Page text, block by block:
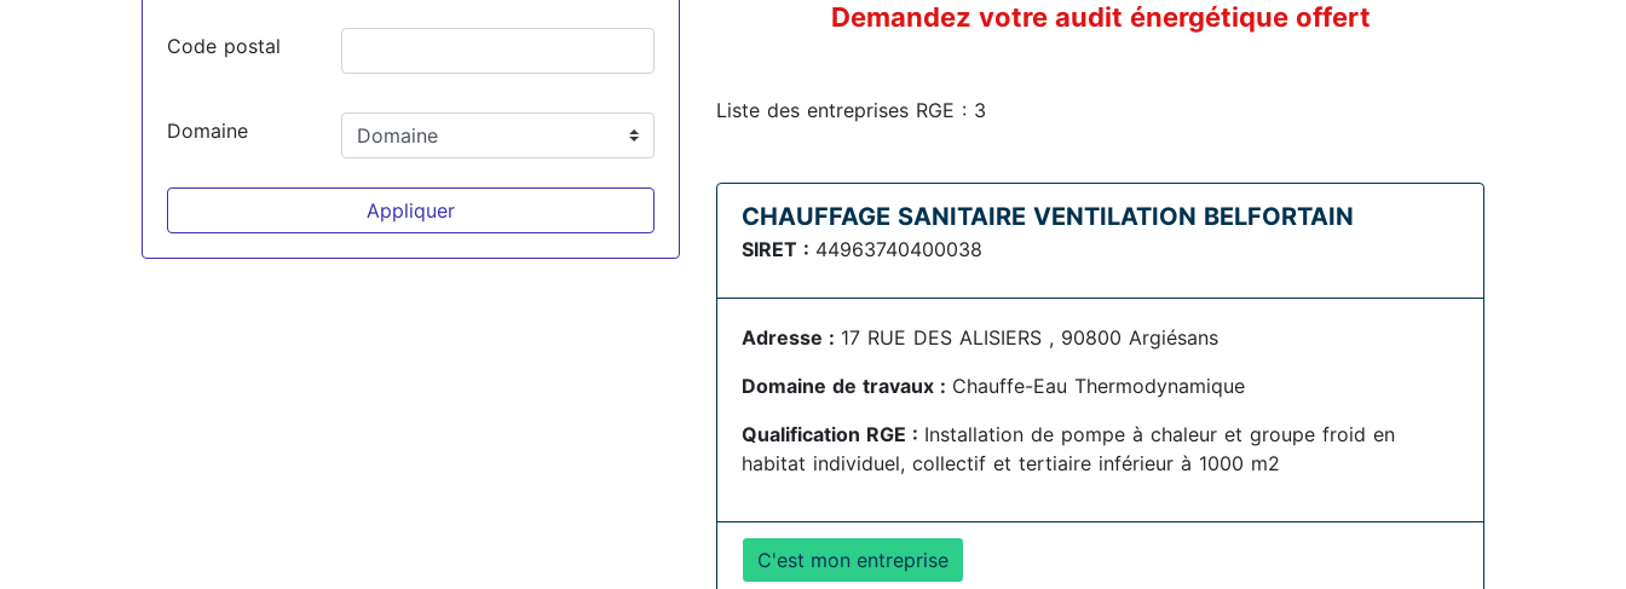
Code postal
Domaine
Appliquer
Demandez votre audit énergétique offert
Liste des entreprises RGE : 3
CHAUFFAGE SANITAIRE VENTILATION BELFORTAIN
SIRET : 44963740400038
Adresse : 17 RUE DES ALISIERS , 90800 Argiésans
Domaine de travaux : Chauffe-Eau Thermodynamique
Qualification RGE : Installation de pompe à chaleur et groupe froid en
habitat individuel, collectif et tertiaire inférieur à 1000 m2
C'est mon entreprise